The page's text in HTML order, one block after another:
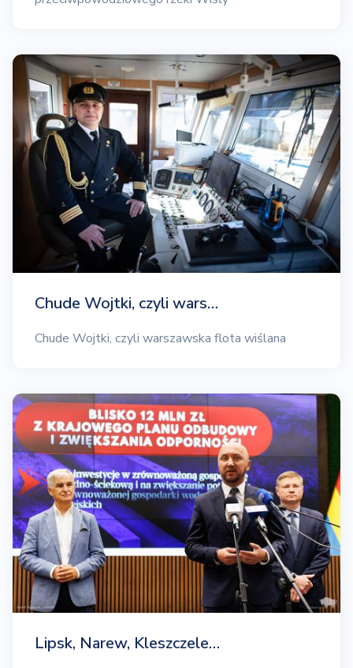
Chude Wojtki, czyli wars…
Chude Wojtki, czyli warszawska flota wiślana
Lipsk, Narew, Kleszczele…